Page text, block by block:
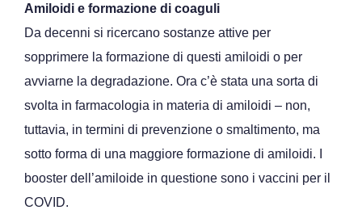
Amiloidi e formazione di coaguli
Da decenni si ricercano sostanze attive per
sopprimere la formazione di questi amiloidi o per
avviarne la degradazione. Ora c’è stata una sorta di
svolta in farmacologia in materia di amiloidi – non,
tuttavia, in termini di prevenzione o smaltimento, ma
sotto forma di una maggiore formazione di amiloidi. I
booster dell’amiloide in questione sono i vaccini per il
COVID.